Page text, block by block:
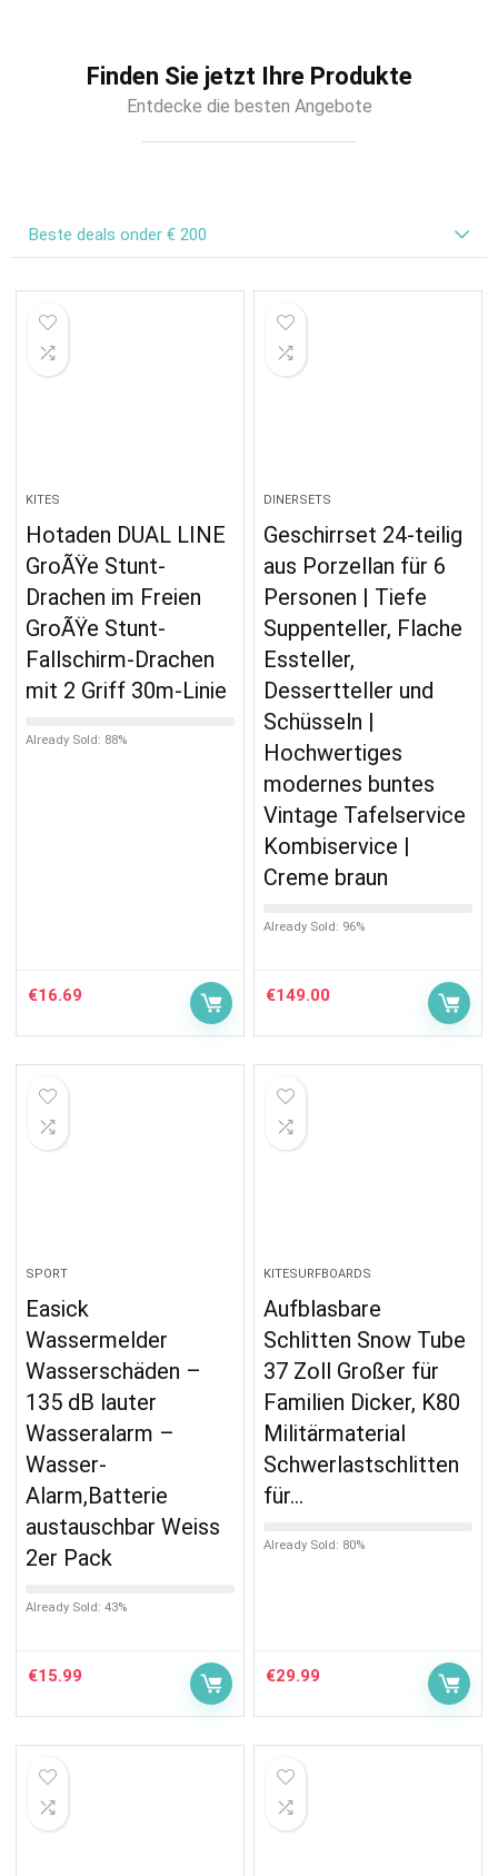
Finden Sie jetzt Ihre Produkte
Entdecke die besten Angebote
Beste deals onder € 200
KITES
Hotaden DUAL LINE
GroÃŸe Stunt-
Drachen im Freien
GroÃŸe Stunt-
Fallschirm-Drachen
mit 2 Griff 30m-Linie
Already Sold: 88%
€16.69
DINERSETS
Geschirrset 24-teilig
aus Porzellan für 6
Personen | Tiefe
Suppenteller, Flache
Essteller,
Dessertteller und
Schüsseln |
Hochwertiges
modernes buntes
Vintage Tafelservice
Kombiservice |
Creme braun
Already Sold: 96%
€149.00
SPORT
Easick
Wassermelder
Wasserschäden –
135 dB lauter
Wasseralarm –
Wasser-
Alarm,Batterie
austauschbar Weiss
2er Pack
Already Sold: 43%
€15.99
KITESURFBOARDS
Aufblasbare
Schlitten Snow Tube
37 Zoll Großer für
Familien Dicker, K80
Militärmaterial
Schwerlastschlitten
für…
Already Sold: 80%
€29.99